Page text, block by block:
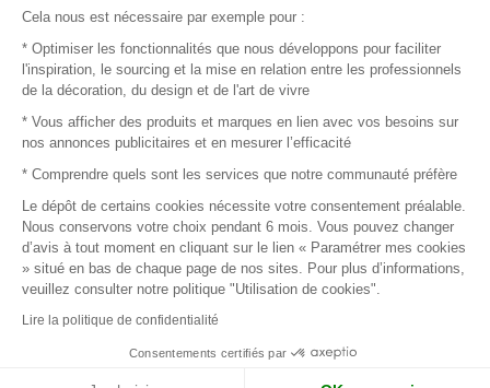
© 2016 –Organisation SAFI
Recrutement
Mentions légales
Conditions commerciales
Piano Analytics
Cela nous est nécessaire par exemple pour :
* Optimiser les fonctionnalités que nous développons pour faciliter
l'inspiration, le sourcing et la mise en relation entre les professionnels
de la décoration, du design et de l'art de vivre
* Vous afficher des produits et marques en lien avec vos besoins sur
nos annonces publicitaires et en mesurer l’efficacité
* Comprendre quels sont les services que notre communauté préfère
Le dépôt de certains cookies nécessite votre consentement préalable.
Nous conservons votre choix pendant 6 mois. Vous pouvez changer
d’avis à tout moment en cliquant sur le lien « Paramétrer mes cookies
» situé en bas de chaque page de nos sites. Pour plus d’informations,
veuillez consulter notre politique "Utilisation de cookies".
Lire la politique de confidentialité
Consentements certifiés par